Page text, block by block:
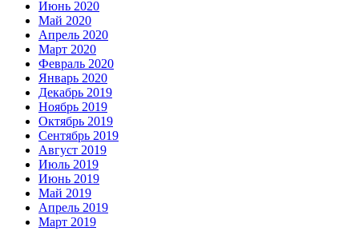
Июнь 2020
Май 2020
Апрель 2020
Март 2020
Февраль 2020
Январь 2020
Декабрь 2019
Ноябрь 2019
Октябрь 2019
Сентябрь 2019
Август 2019
Июль 2019
Июнь 2019
Май 2019
Апрель 2019
Март 2019